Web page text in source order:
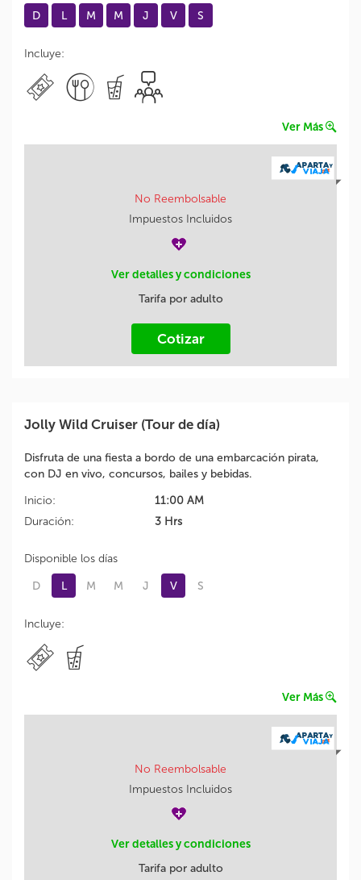
D L M M J V S
Incluye:
Ver Más
No Reembolsable
Impuestos Incluidos
Ver detalles y condiciones
Tarifa por adulto
Cotizar
Jolly Wild Cruiser (Tour de día)
Disfruta de una fiesta a bordo de una embarcación pirata,
con DJ en vivo, concursos, bailes y bebidas.
Inicio:
Duración:
11:00 AM
3 Hrs
Disponible los días
D
L M M J V S
Incluye:
Ver Más
No Reembolsable
Impuestos Incluidos
Ver detalles y condiciones
Tarifa por adulto